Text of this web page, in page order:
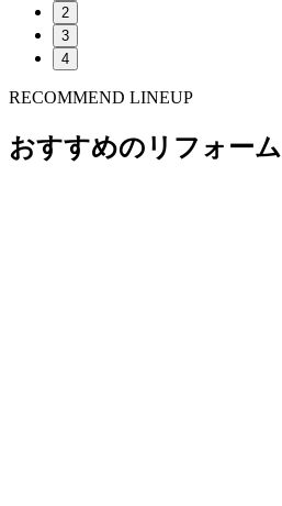
2
3
4
RECOMMEND LINEUP
おすすめのリフォー